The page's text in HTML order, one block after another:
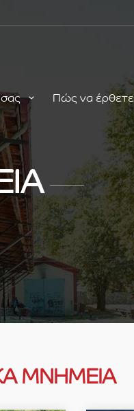
σας Πώς να έρθετε
ΜΝΗΜΕΙΑ